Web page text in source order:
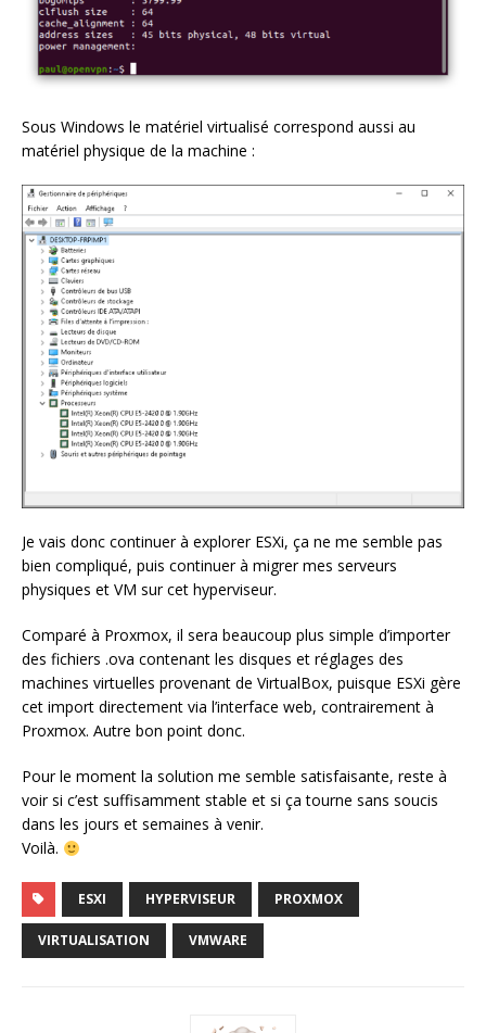
Sous Windows le matériel virtualisé correspond aussi au
matériel physique de la machine :
Je vais donc continuer à explorer ESXi, ça ne me semble pas
bien compliqué, puis continuer à migrer mes serveurs
physiques et VM sur cet hyperviseur.
Comparé à Proxmox, il sera beaucoup plus simple d’importer
des fichiers .ova contenant les disques et réglages des
machines virtuelles provenant de VirtualBox, puisque ESXi gère
cet import directement via l’interface web, contrairement à
Proxmox. Autre bon point donc.
Pour le moment la solution me semble satisfaisante, reste à
voir si c’est suffisamment stable et si ça tourne sans soucis
dans les jours et semaines à venir.
Voilà.
ESXI HYPERVISEUR PROXMOX
VIRTUALISATION VMWARE